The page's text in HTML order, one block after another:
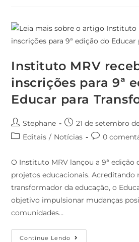
Instituto MRV
inscrições para 9ª
Educar para
Stephane
21 de setembro
Editais / Notícias 0
O Instituto MRV lançou a 9ª edição
projetos educacionais. Acreditando
transformador da educação, o
objetivo impulsionar mudanças
comunidades…
Continue Lendo